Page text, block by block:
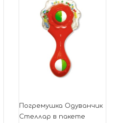
Погремушка Одуванчик
Стеллар в пакете